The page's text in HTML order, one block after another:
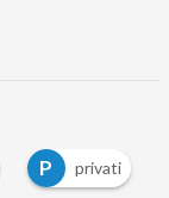
P privati